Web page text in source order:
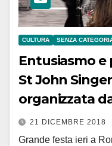
CULTURA SENZA
Entusiasmo e
St John
organizzata
21 DICEMBRE 2018
Grande festa ieri a